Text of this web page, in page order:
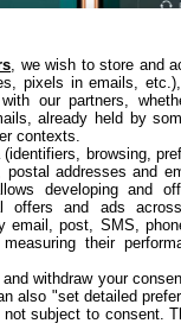
jailbreak pour
, we wish to store and
pixels in emails,
our partners,
already held by
contexts.
browsing,
postal addresses and
developing and
offers and ads
email, post, SMS,
their
withdraw your
also "set detailed
subject to consent.